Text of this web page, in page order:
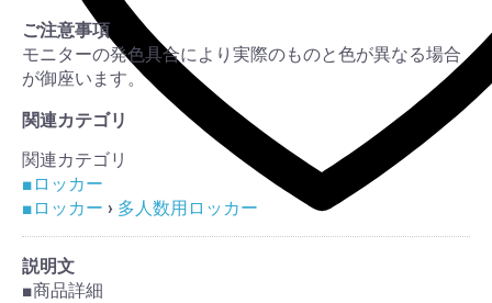
ご注意事項
モニターの発色具合により実際のものと色が異なる場合
が御座います。
関連カテゴリ
関連カテゴリ
■ロッカー
■ロッカー › 多人数用ロッカー
説明文
■商品詳細